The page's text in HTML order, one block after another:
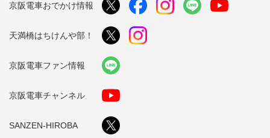
京阪電車おでかけ情報
天満橋はちけんや部！
京阪電車ファン情報
京阪電車チャンネル
SANZEN-HIROBA